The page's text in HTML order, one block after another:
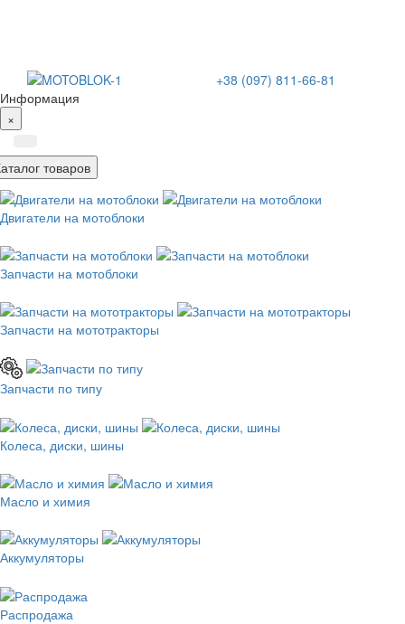
+38 (097) 811-66-81
Информация
×
товаров
Двигатели на мотоблоки
Запчасти на мотоблоки
Запчасти на мототракторы
Запчасти по типу
Колеса, диски, шины
Масло и химия
Аккумуляторы
Распродажа